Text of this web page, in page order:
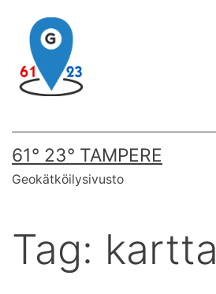
content
61° 23° TAMPERE
Geokätköilysivusto
Tag: kartta